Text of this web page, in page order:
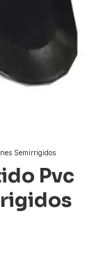
Semirrigidos
Pvc